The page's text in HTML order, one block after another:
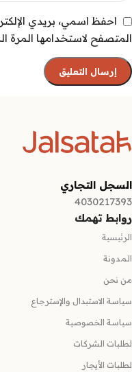
احفظ اسمي، بريدي
المتصفح لاستخدامها المرة
السجل التجاري
4030217393
روابط تهمك
الرئيسية
المدونة
من نحن
سياسة الاستبدال والإسترجاع
سياسة الخصوصية
لطلبات الشركات
لطلبات الأيجار